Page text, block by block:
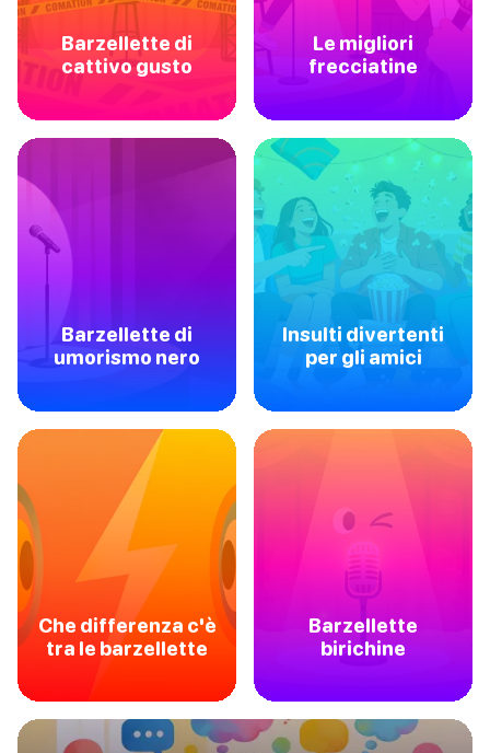
Barzellette di
cattivo gusto
Le migliori
frecciatine
Barzellette di
umorismo nero
Insulti divertenti
per gli amici
Che differenza c'è
tra le barzellette
Barzellette
birichine